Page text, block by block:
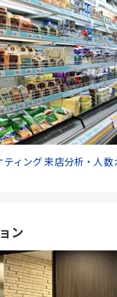
ティング 来店分析・人数
ン